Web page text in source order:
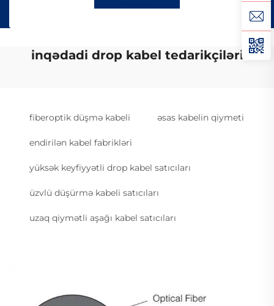
inqədadi drop kabel tedarikçiləri
fiberoptik düşmə kabeli əsas kabelin qiymeti
endirilən kabel fabrikləri
yüksək keyfiyyətli drop kabel satıcıları
üzvlü düşürmə kabeli satıcıları
uzaq qiymətli aşağı kabel satıcıları